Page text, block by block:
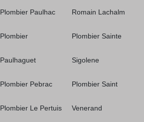
Plombier Paulhac
Plombier
Paulhaguet
Plombier Pebrac
Plombier Le Pertuis
Romain Lachalm
Plombier Sainte
Sigolene
Plombier Saint
Venerand